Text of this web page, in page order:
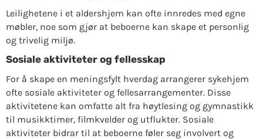
Leilighetene i et aldershjem kan ofte innredes med egne
møbler, noe som gjør at beboerne kan skape et personlig
og trivelig miljø.
Sosiale aktiviteter og fellesskap
For å skape en meningsfylt hverdag arrangerer sykehjem
ofte sosiale aktiviteter og fellesarrangementer. Disse
aktivitetene kan omfatte alt fra høytlesing og gymnastikk
til musikktimer, filmkvelder og utflukter. Sosiale
aktiviteter bidrar til at beboerne føler seg involvert og